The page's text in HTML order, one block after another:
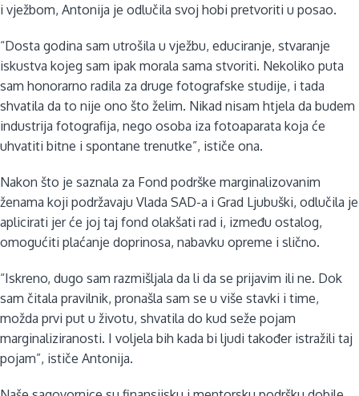
i vježbom, Antonija je odlučila svoj hobi pretvoriti u posao.
“Dosta godina sam utrošila u vježbu, educiranje, stvaranje
iskustva kojeg sam ipak morala sama stvoriti. Nekoliko puta
sam honorarno radila za druge fotografske studije, i tada
shvatila da to nije ono što želim. Nikad nisam htjela da budem
industrija fotografija, nego osoba iza fotoaparata koja će
uhvatiti bitne i spontane trenutke”, ističe ona.
Nakon što je saznala za Fond podrške marginalizovanim
ženama koji podržavaju Vlada SAD-a i Grad Ljubuški, odlučila je
aplicirati jer će joj taj fond olakšati rad i, između ostalog,
omogućiti plaćanje doprinosa, nabavku opreme i slično.
“Iskreno, dugo sam razmišljala da li da se prijavim ili ne. Dok
sam čitala pravilnik, pronašla sam se u više stavki i time,
možda prvi put u životu, shvatila do kud seže pojam
marginaliziranosti. I voljela bih kada bi ljudi također istražili taj
pojam”, ističe Antonija.